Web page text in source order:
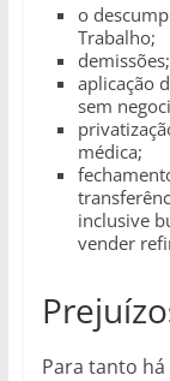
o
Trabalho;
demissões;
aplicação
sem
médica;
inclusive
vender
Para tanto